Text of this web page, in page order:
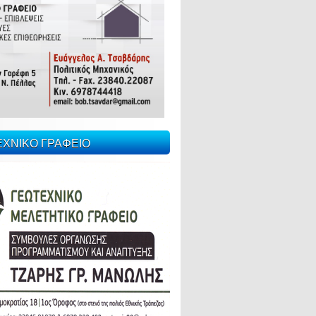
ΓΡΑΦΕΙΟ